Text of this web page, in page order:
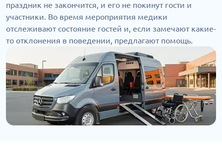
праздник не закончится, и его не покинут гости и
участники. Во время мероприятия медики
отслеживают состояние гостей и, если замечают какие-
то отклонения в поведении, предлагают помощь.